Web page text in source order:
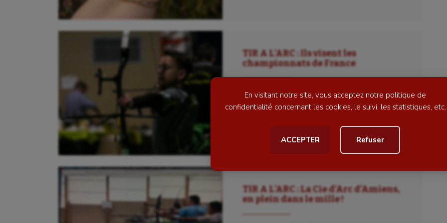
En visitant notre site, vous acceptez notre politique de
confidentialité concernant les cookies, le suivi, les statistiques, etc.
ACCEPTER Refuser
Aéronautique
Athlétisme
Aviron
Balle à la main
Ballon au poing
Baseball
Billard
Cerf Volant
Equitation
Escrime
Fitness
Flag football
Football américain
Gymnastique rythmique
Moto
Natation artistique
Outdoor
Patinage artistique
TIR A L’ARC : Ils visent les
championnats de France
Samedi 8 et dimanche 9 décembre s’est tenu la
concours en salle de tir à l’arc. Pendant 2 jours,
les archers se sont concentrés pour […]
par La Rédaction
TIR A L’ARC : La Cie d’Arc d’Amiens,
en plein dans le mille !